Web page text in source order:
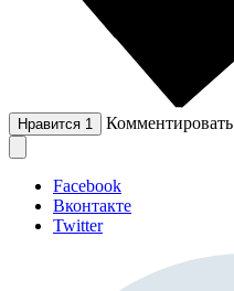
Нравится 1 Комментировать
Facebook
Вконтакте
Twitter